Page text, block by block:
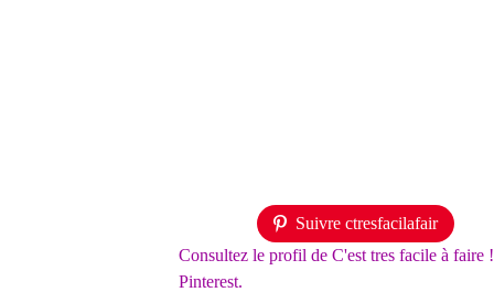
Suivre ctresfacilafair
Consultez le profil de C'est tres facile à faire
Pinterest.